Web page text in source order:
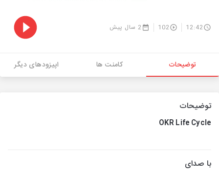
12:42
102 2 سال پیش
توضیحات کامنت ها اپیزودهای دیگر
توضیحات
OKR Life Cycle
با صدای